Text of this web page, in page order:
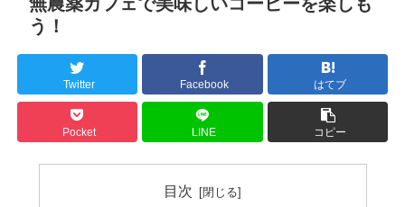
う！
Twitter Facebook はてブ
Pocket LINE コピー
目次